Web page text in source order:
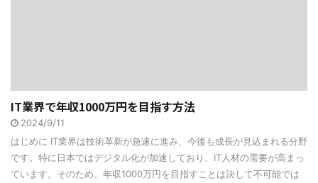
IT業界で年収1000万円を目指す方法
2024/9/11
はじめに IT業界は技術革新が急速に進み、今後も成長が見込まれる分野
です。特に日本ではデジタル化が加速しており、IT人材の需要が高まっ
ています。そのため、年収1000万円を目指すことは決して不可能では